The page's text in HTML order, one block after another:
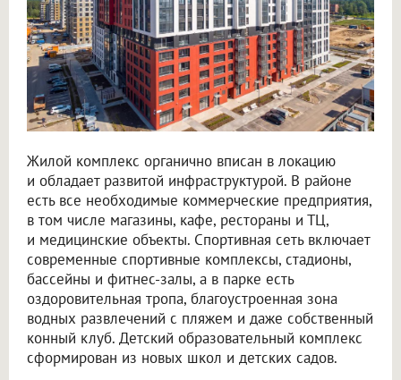
Жилой комплекс органично вписан в локацию
и обладает развитой инфраструктурой. В районе
есть все необходимые коммерческие предприятия,
в том числе магазины, кафе, рестораны и ТЦ,
и медицинские объекты. Спортивная сеть включает
современные спортивные комплексы, стадионы,
бассейны и фитнес-залы, а в парке есть
оздоровительная тропа, благоустроенная зона
водных развлечений с пляжем и даже собственный
конный клуб. Детский образовательный комплекс
сформирован из новых школ и детских садов.